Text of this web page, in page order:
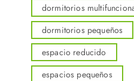
dormitorios
dormitorios pequeños
espacio reducido
espacios pequeños